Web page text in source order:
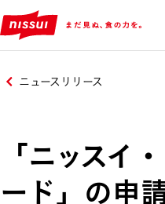
ニュースリリース
「ニッスイ
ード」の申